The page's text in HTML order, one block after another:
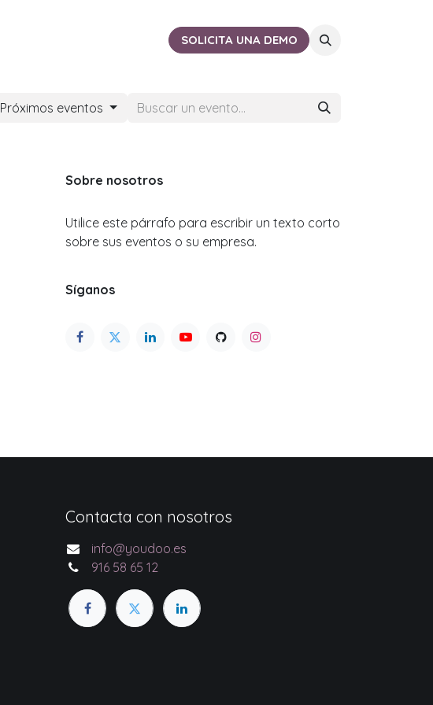
CERCA DE TISOLICITA UNA DEMO
Próximos eventos
Sobre nosotros
Utilice este párrafo para escribir un texto corto
sobre sus eventos o su empresa.
Síganos
Contacta con nosotros
info@youdoo.es
916 58 65 12